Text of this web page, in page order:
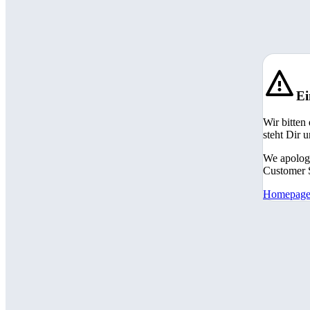
Wir bitten
steht Dir
We
Customer
Homepage